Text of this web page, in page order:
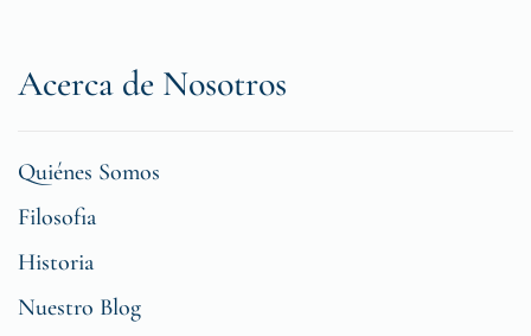
Acerca de Nosotros
Quiénes Somos
Filosofia
Historia
Nuestro Blog